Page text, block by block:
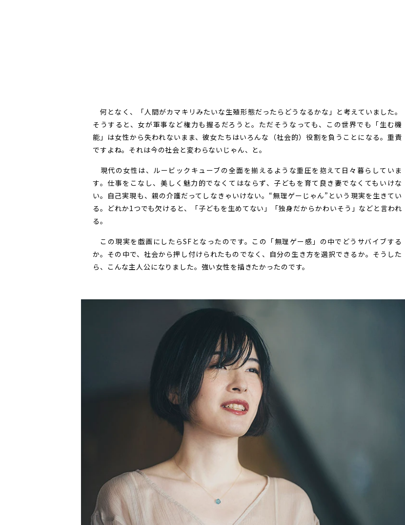
何となく、「人間がカマキリみたいな生殖形態だったらどうなるかな」と考えていました。
そうすると、女が軍事など権力も握るだろうと。ただそうなっても、この世界でも「生む機
能」は女性から失われないまま、彼女たちはいろんな（社会的）役割を負うことになる。重責
ですよね。それは今の社会と変わらないじゃん、と。
現代の女性は、ルービックキューブの全面を揃えるような重圧を抱えて日々暮らしていま
す。仕事をこなし、美しく魅力的でなくてはならず、子どもを育て良き妻でなくてもいけな
い。自己実現も、親の介護だってしなきゃいけない。“無理ゲーじゃん”という現実を生きてい
る。どれか1つでも欠けると、「子どもを生めてない」「独身だからかわいそう」などと言われ
る。
この現実を戯画にしたらSFとなったのです。この「無理ゲー感」の中でどうサバイブする
か。その中で、社会から押し付けられたものでなく、自分の生き方を選択できるか。そうした
ら、こんな主人公になりました。強い女性を描きたかったのです。